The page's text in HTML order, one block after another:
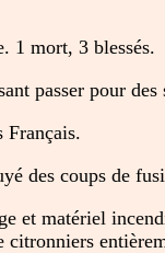
1 mort, 3 blessés.
passer pour des
Français.
des coups de
et matériel
citronniers